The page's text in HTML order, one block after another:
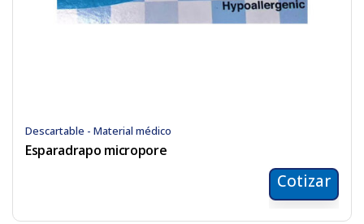
Descartable - Material médico
Esparadrapo micropore
Cotizar